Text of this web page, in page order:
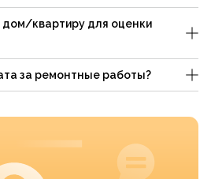
квартиру для оценки
за ремонтные работы?